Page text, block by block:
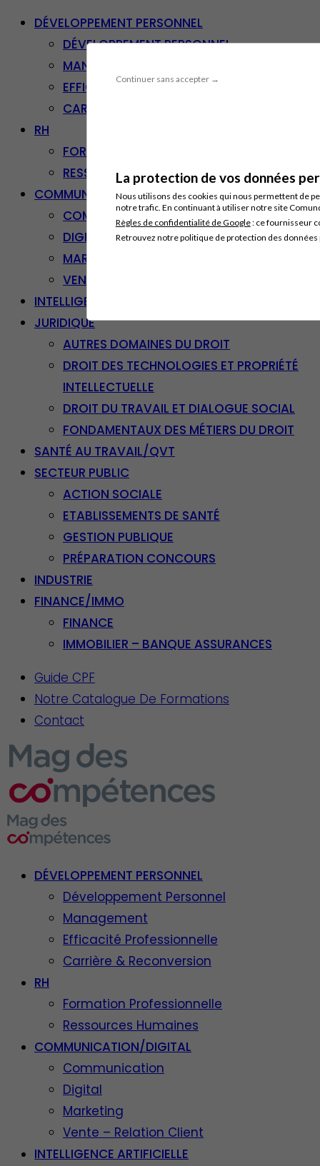
Continuer sans accepter →
La protection de vos données
Nous utilisons des cookies qui nous permettent de
notre trafic. En continuant à utiliser notre site
Règles de confidentialité de Google: ce fournisseur
Retrouvez notre politique de protection des
DÉVELOPPEMENT PERSONNEL
DÉVELOPPEMENT PERSONNEL
MANAGEMENT
EFFICACITÉ PROFESSIONNELLE
CARRIÈRE & RECONVERSION
RH
FORMATION PROFESSIONNELLE
RESSOURCES HUMAINES
COMMUNICATION/DIGITAL
COMMUNICATION
DIGITAL
MARKETING
VENTE – RELATION CLIENT
INTELLIGENCE ARTIFICIELLE
JURIDIQUE
AUTRES DOMAINES DU DROIT
DROIT DES TECHNOLOGIES ET PROPRIÉTÉ
INTELLECTUELLE
DROIT DU TRAVAIL ET DIALOGUE SOCIAL
FONDAMENTAUX DES MÉTIERS DU DROIT
SANTÉ AU TRAVAIL/QVT
SECTEUR PUBLIC
ACTION SOCIALE
ETABLISSEMENTS DE SANTÉ
GESTION PUBLIQUE
PRÉPARATION CONCOURS
INDUSTRIE
FINANCE/IMMO
FINANCE
IMMOBILIER – BANQUE ASSURANCES
Guide CPF
Notre Catalogue De Formations
Contact
DÉVELOPPEMENT PERSONNEL
Développement Personnel
Management
Efficacité Professionnelle
Carrière & Reconversion
RH
Formation Professionnelle
Ressources Humaines
COMMUNICATION/DIGITAL
Communication
Digital
Marketing
Vente – Relation Client
INTELLIGENCE ARTIFICIELLE